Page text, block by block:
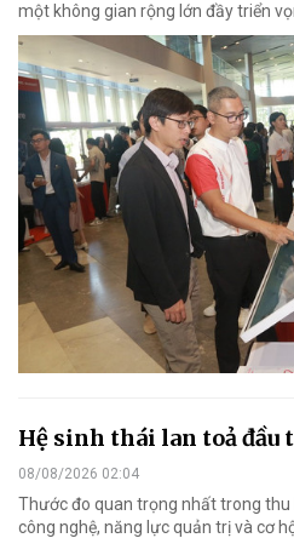
một không gian rộng lớn đầy triển
Hệ sinh thái lan toả đầu
08/08/2026 02:04
Thước đo quan trọng nhất trong thu
công nghệ, năng lực quản trị và cơ